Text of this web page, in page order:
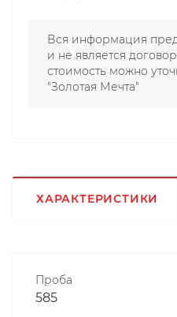
Вся информация
и не является
стоимость можно
"Золотая Мечта"
ХАРАКТЕРИСТИКИ
Проба
585